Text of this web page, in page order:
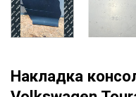
Накладка